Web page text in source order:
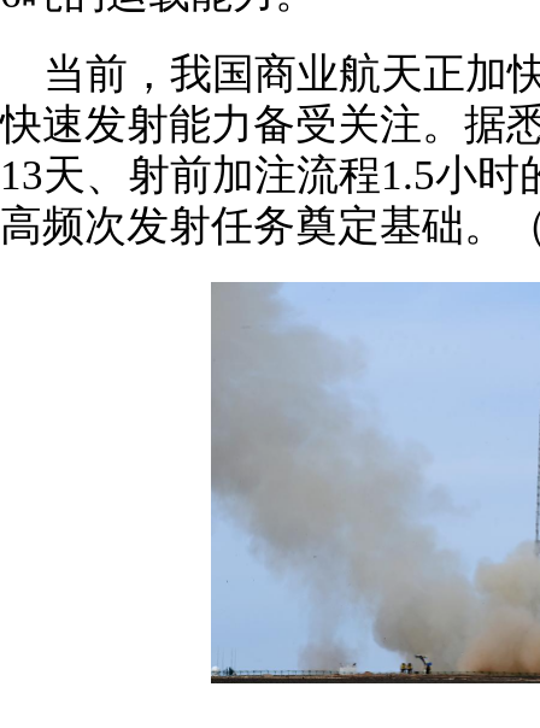
当前，我国商业航天正加
快速发射能力备受关注。据
13天、射前加注流程1.5小
高频次发射任务奠定基础。